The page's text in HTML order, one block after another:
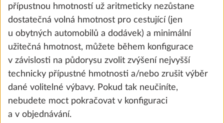
přípustnou hmotností už aritmeticky nezůstane
dostatečná volná hmotnost pro cestující (jen
u obytných automobilů a dodávek) a minimální
užitečná hmotnost, můžete během konfigurace
v závislosti na půdorysu zvolit zvýšení nejvyšší
technicky přípustné hmotnosti a/nebo zrušit výběr
dané volitelné výbavy. Pokud tak neučiníte,
nebudete moct pokračovat v konfiguraci
a v objednávání.